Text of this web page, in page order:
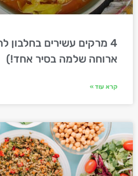
4 מרקים עשירים בחלבון
ארוחה שלמה בסיר אחד!)
קרא עוד »